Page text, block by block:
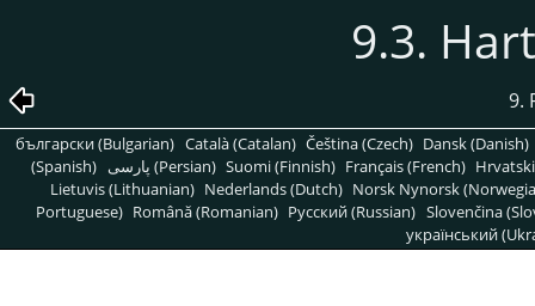
9.3.
9.
български (Bulgarian) Català (Catalan) Čeština (Czech) Dansk (Danish)
(Spanish)
پارسی (Persian) Suomi (Finnish) Français (French)
Lietuvis (Lithuanian) Nederlands (Dutch) Norsk Nynorsk
Portuguese) Română (Romanian) Pусский (Russian) Slovenčina
український